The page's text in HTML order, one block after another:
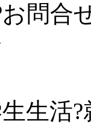
問合
生生活